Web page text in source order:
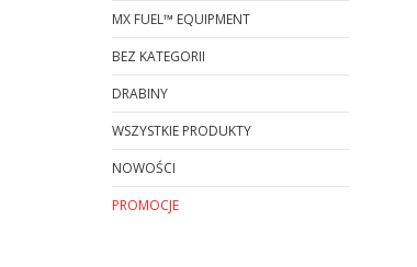
MX FUEL™ EQUIPMENT
BEZ KATEGORII
DRABINY
WSZYSTKIE PRODUKTY
NOWOŚCI
PROMOCJE